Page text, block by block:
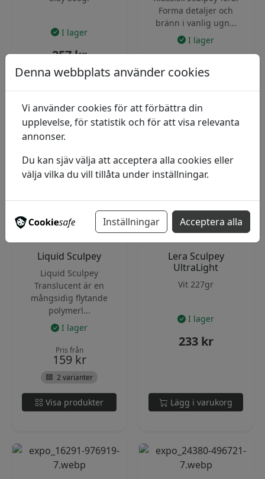
I lager
257kr
Lägg i varukorg
Forma detaljer och
bränn i vanlig ugn...
I lager
305kr
2 varianter
Visa produkter
Liquid Sculpey
Liquid Sculpey
Translucent är en
mångsidig flytande
polymerl...
I lager
Pris från
159 kr
2 varianter
Visa produkter
Lera Sculpey
UltraLight
Vit 227gr
I lager
233 kr
Lägg i varukorg
Denna webbplats använder cookies
Vi använder cookies för att förbättra din
upplevelse, för statistik och för att visa relevanta
annonser.
Du kan sjäv välja att acceptera alla cookies eller
välja vilka du vill tillåta under inställningar.
Inställningar Acceptera alla